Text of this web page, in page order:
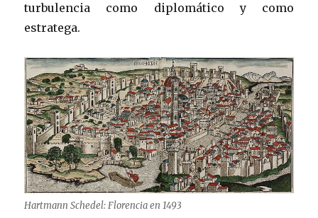
turbulencia como diplomático y como
estratega.
Hartmann Schedel: Florencia en 1493